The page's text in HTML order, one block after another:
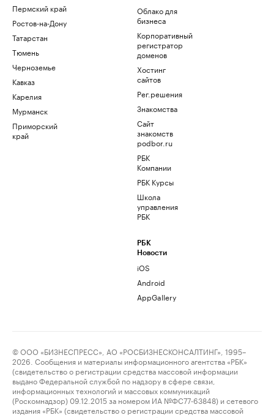
Пермский край
Ростов-на-Дону
Татарстан
Тюмень
Черноземье
Кавказ
Карелия
Мурманск
Приморский
край
Облако для
бизнеса
Корпоративный
регистратор
доменов
Хостинг
сайтов
Рег.решения
Знакомства
Сайт
знакомств
podbor.ru
РБК
Компании
РБК Курсы
Школа
управления
РБК
РБК
Новости
iOS
Android
AppGallery
© ООО «БИЗНЕСПРЕСС», АО «РОСБИЗНЕСКОНСАЛТИНГ», 1995–
2026. Сообщения и материалы информационного агентства «РБК»
(свидетельство о регистрации средства массовой информации
выдано Федеральной службой по надзору в сфере связи,
информационных технологий и массовых коммуникаций
(Роскомнадзор) 09.12.2015 за номером ИА №ФС77-63848) и сетевого
издания «РБК» (свидетельство о регистрации средства массовой